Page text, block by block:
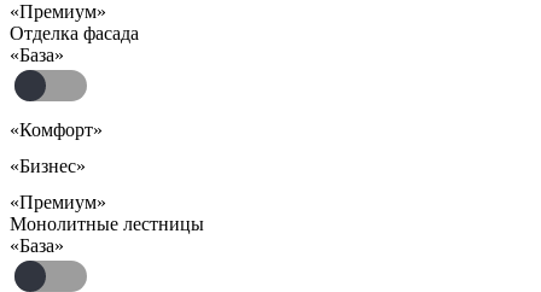
«Премиум»
Отделка фасада
«База»
«Комфорт»
«Бизнес»
«Премиум»
Монолитные лестницы
«База»